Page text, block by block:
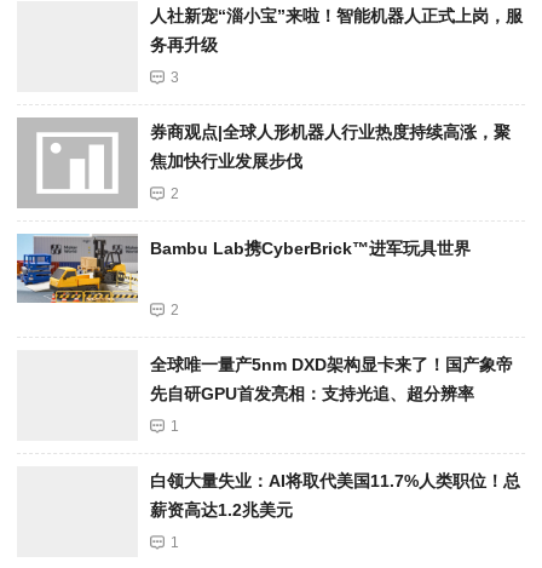
人社新宠“淄小宝”来啦！智能机器人正式上岗，服
务再升级
3
券商观点|全球人形机器人行业热度持续高涨，聚
焦加快行业发展步伐
2
Bambu Lab携Cyber​​Brick™进军玩具世界
2
全球唯一量产5nm DXD架构显卡来了！国产象帝
先自研GPU首发亮相：支持光追、超分辨率
1
白领大量失业：AI将取代美国11.7%人类职位！总
薪资高达1.2兆美元
1